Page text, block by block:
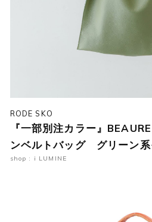
RODE SKO
『一部別注カラー』
ンベルトバッグ グリーン
shop : i LUMINE